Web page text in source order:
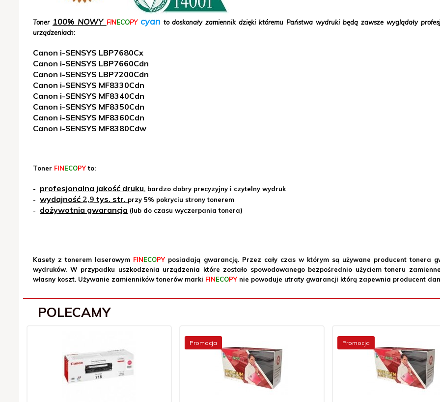
Toner 100% NOWY FINECOPY cyan to doskonały zamiennik dzięki któremu Państwa wydruki będą zawsze wyglądały
urządzeniach:
Canon i-SENSYS LBP7680Cx
Canon i-SENSYS LBP7660Cdn
Canon i-SENSYS LBP7200Cdn
Canon i-SENSYS MF8330Cdn
Canon i-SENSYS MF8340Cdn
Canon i-SENSYS MF8350Cdn
Canon i-SENSYS MF8360Cdn
Canon i-SENSYS MF8380Cdw
Toner FINECOPYto:
- profesjonalna jakość druku, bardzo dobry precyzyjny i czytelny wydruk
- wydajność 2,9 tys. str. przy 5% pokryciu strony tonerem
- dożywotnia gwarancja (lub do czasu wyczerpania tonera)
Kasety z tonerem laserowym FINECOPY posiadają gwarancję. Przez cały czas w którym są używane producent tonera
wydruków. W przypadku uszkodzenia urządzenia które zostało spowodowanego bezpośrednio użyciem toneru
własny koszt. Używanie zamienników tonerów marki FINECOPYnie powoduje utraty gwarancji którą zapewnia producent
POLECAMY
Promocja Promocja